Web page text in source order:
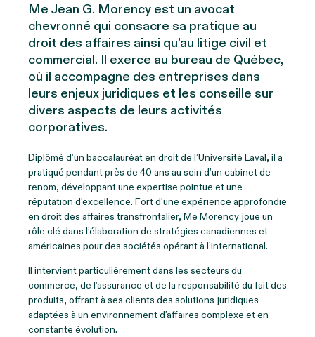
Me Jean G. Morency est un avocat
chevronné qui consacre sa pratique au
droit des affaires ainsi qu’au litige civil et
commercial. Il exerce au bureau de Québec,
où il accompagne des entreprises dans
leurs enjeux juridiques et les conseille sur
divers aspects de leurs activités
corporatives.
Diplômé d’un baccalauréat en droit de l’Université Laval, il a
pratiqué pendant près de 40 ans au sein d’un cabinet de
renom, développant une expertise pointue et une
réputation d’excellence. Fort d’une expérience approfondie
en droit des affaires transfrontalier, Me Morency joue un
rôle clé dans l’élaboration de stratégies canadiennes et
américaines pour des sociétés opérant à l’international.
Il intervient particulièrement dans les secteurs du
commerce, de l’assurance et de la responsabilité du fait des
produits, offrant à ses clients des solutions juridiques
adaptées à un environnement d’affaires complexe et en
constante évolution.